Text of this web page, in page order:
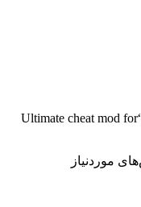
اولین کسی باشید که دیدگاهی می نویسد “Ultimate cheat mod for
موردنیاز